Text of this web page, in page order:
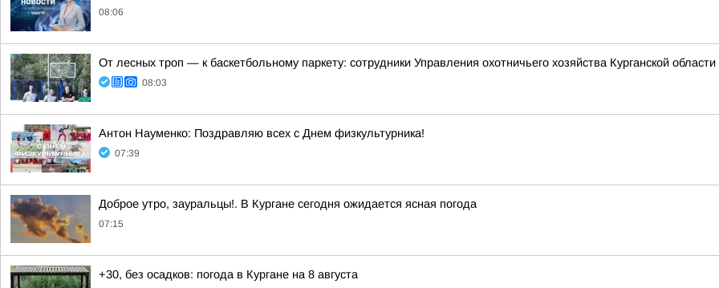
08:06
От лесных троп — к баскетбольному паркету: сотрудники Управления охотничьего хозяйства Курганской
08:03
Антон Науменко: Поздравляю всех с Днем физкультурника!
07:39
Доброе утро, зауральцы!. В Кургане сегодня ожидается ясная погода
07:15
+30, без осадков: погода в Кургане на 8 августа